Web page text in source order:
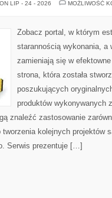
LIP - 24 - 2026
MOŻLIWOŚĆ
Zobacz portal, w którym
starannością wykonania, a
zamieniają się w
strona, która została
poszukujących
produktów wykonywanych
znaleźć zastosowanie
kolejnych projektów
Serwis prezentuje […]